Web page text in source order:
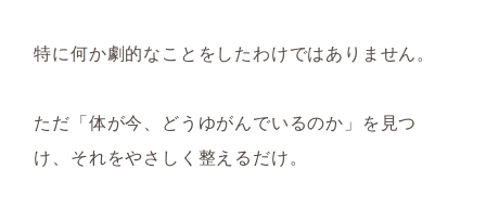
特に何か劇的なことをしたわけではありません。
ただ「体が今、どうゆがんでいるのか」を見つ
け、それをやさしく整えるだけ。